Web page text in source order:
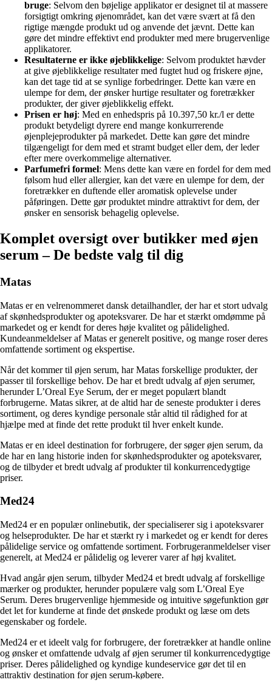
bruge: Selvom den bøjelige applikator er designet til at massere
forsigtigt omkring øjenområdet, kan det være svært at få den
rigtige mængde produkt ud og anvende det jævnt. Dette kan
gøre det mindre effektivt end produkter med mere brugervenlige
applikatorer.
Resultaterne er ikke øjeblikkelige: Selvom produktet hævder
at give øjeblikkelige resultater med fugtet hud og friskere øjne,
kan det tage tid at se synlige forbedringer. Dette kan være en
ulempe for dem, der ønsker hurtige resultater og foretrækker
produkter, der giver øjeblikkelig effekt.
Prisen er høj: Med en enhedspris på 10.397,50 kr./l er dette
produkt betydeligt dyrere end mange konkurrerende
øjenplejeprodukter på markedet. Dette kan gøre det mindre
tilgængeligt for dem med et stramt budget eller dem, der leder
efter mere overkommelige alternativer.
Parfumefri formel: Mens dette kan være en fordel for dem med
følsom hud eller allergier, kan det være en ulempe for dem, der
foretrækker en duftende eller aromatisk oplevelse under
påføringen. Dette gør produktet mindre attraktivt for dem, der
ønsker en sensorisk behagelig oplevelse.
Komplet oversigt over butikker med øjen
serum – De bedste valg til dig
Matas
Matas er en velrenommeret dansk detailhandler, der har et stort udvalg
af skønhedsprodukter og apoteksvarer. De har et stærkt omdømme på
markedet og er kendt for deres høje kvalitet og pålidelighed.
Kundeanmeldelser af Matas er generelt positive, og mange roser deres
omfattende sortiment og ekspertise.
Når det kommer til øjen serum, har Matas forskellige produkter, der
passer til forskellige behov. De har et bredt udvalg af øjen serumer,
herunder L’Oreal Eye Serum, der er meget populært blandt
forbrugerne. Matas sikrer, at de altid har de seneste produkter i deres
sortiment, og deres kyndige personale står altid til rådighed for at
hjælpe med at finde det rette produkt til hver enkelt kunde.
Matas er en ideel destination for forbrugere, der søger øjen serum, da
de har en lang historie inden for skønhedsprodukter og apoteksvarer,
og de tilbyder et bredt udvalg af produkter til konkurrencedygtige
priser.
Med24
Med24 er en populær onlinebutik, der specialiserer sig i apoteksvarer
og helseprodukter. De har et stærkt ry i markedet og er kendt for deres
pålidelige service og omfattende sortiment. Forbrugeranmeldelser viser
generelt, at Med24 er pålidelig og leverer varer af høj kvalitet.
Hvad angår øjen serum, tilbyder Med24 et bredt udvalg af forskellige
mærker og produkter, herunder populære valg som L’Oreal Eye
Serum. Deres brugervenlige hjemmeside og intuitive søgefunktion gør
det let for kunderne at finde det ønskede produkt og læse om dets
egenskaber og fordele.
Med24 er et ideelt valg for forbrugere, der foretrækker at handle online
og ønsker et omfattende udvalg af øjen serumer til konkurrencedygtige
priser. Deres pålidelighed og kyndige kundeservice gør det til en
attraktiv destination for øjen serum-købere.